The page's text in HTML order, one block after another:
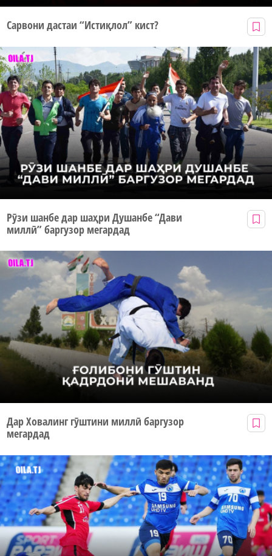
Сарвони дастаи “Истиқлол” кист?
Рӯзи шанбе дар шаҳри Душанбе “Дави
миллӣ” баргузор мегардад
Дар Ховалинг гӯштини миллӣ баргузор
мегардад